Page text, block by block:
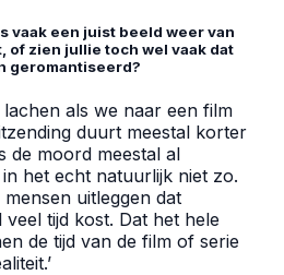
vaak een juist beeld weer van
of zien jullie toch wel vaak dat
geromantiseerd?
lachen als we naar een film
duurt meestal korter
de moord meestal al
het echt natuurlijk niet zo.
uitleggen dat
tijd kost. Dat het hele
de tijd van de film of serie